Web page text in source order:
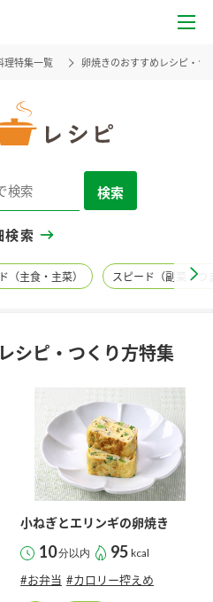
調味酢
トップ
理特集一覧 卵焼きのおすすめレシピ・つ
検索
検索
（主食・主菜） スピード（副菜・つ
シピ・つくり方特集
小ねぎとエリンギの卵焼き
10分以内 95 kcal
#お弁当 #カロリー控えめ